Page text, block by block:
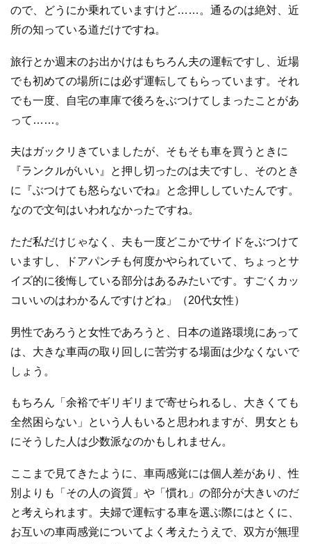
ので、どうにか乗れていますけど……。通るのは絶対、近
所の知っている道だけですね。
旅行とか週末のお出かけはもちろん夫の運転ですし、近場
でも初めての場所には必ず運転してもらっています。それ
でも一度、自宅の車庫で後ろをぶつけてしまったことがあ
って……。
夫はガックリきていましたが、そもそも車を買うときに
『ランクルがいい』と押し切ったのは夫ですし、そのとき
に『ぶつけても怒らないでね』と念押ししていたんです。
なので文句はいわれなかったですね。
ただ私だけじゃなく、夫も一度どこかでサイドをぶつけて
いますし、ドアパンチも何度かやられていて、ちょっとサ
イズ的に後悔している部分はあるみたいです。すごくカッ
コいいのはわかるんですけどね」（20代女性）
男性であろうと女性であろうと、日本の道路環境にあって
は、大きな車両の取り回しに苦労する場面は少なくないで
しょう。
もちろん「余裕でギリギリまで寄せられるし、大きくても
全然困らない」という人もいると思われますが、男女とも
にそうした人は少数派なのかもしれません。
ここまで見てきたように、車両感覚には個人差があり、性
別よりも「その人の資質」や「慣れ」の部分が大きいのだ
と考えられます。夫婦で運転する車を選ぶ際にはとくに、
お互いの車両感覚についてよく考えたうえで、双方が無理